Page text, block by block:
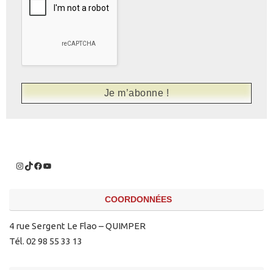
COORDONNÉES
4 rue Sergent Le Flao – QUIMPER
Tél. 02 98 55 33 13